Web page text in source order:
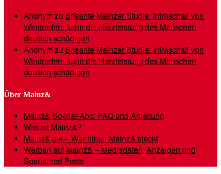
Anonymzu Brisante Mainzer Studie: Infraschall von
Windrädern kann die Herzleistung des Menschen
deutlich schädigen
Anonymzu Brisante Mainzer Studie: Infraschall von
Windrädern kann die Herzleistung des Menschen
deutlich schädigen
Über Mainz&
Mainz& Solidar-Abo: FAQ und Anleitung
Was ist Mainz&?
Mainz& gik – Wer hinter Mainz& steckt
Werben auf Mainz& – Mediadaten, Anzeigen und
Sponsored Posts